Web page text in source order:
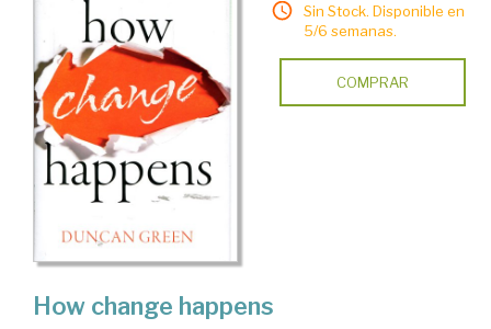
Sin Stock. Disponible en
5/6 semanas.
COMPRAR
How change happens